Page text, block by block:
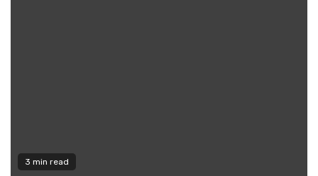
3 min read